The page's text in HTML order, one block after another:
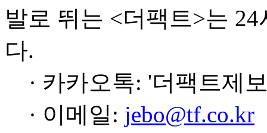
발로 뛰는 <더팩트>는
다.
· 카카오톡: '더팩트제
· 이메일: jebo@tf.co.kr